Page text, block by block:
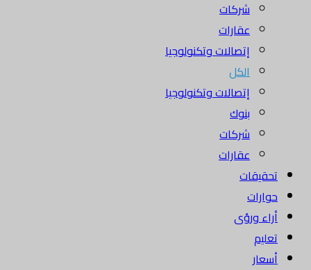
شركات
عقارات
إتصالات وتكنولوجيا
الكل
إتصالات وتكنولوجيا
بنوك
شركات
عقارات
تحقيقات
حوارات
أراء ورؤى
تعليم
أسعار